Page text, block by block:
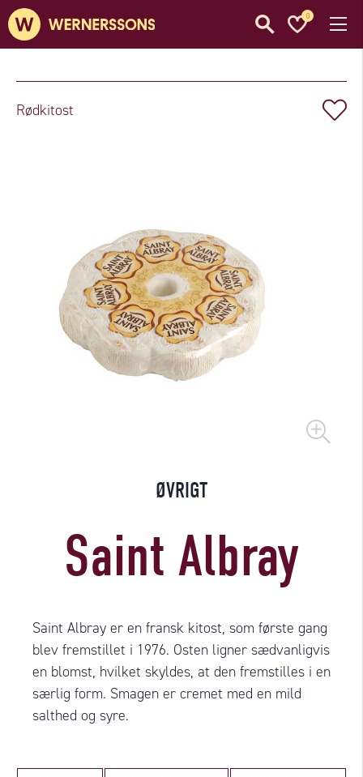
0
Rødkitost
ØVRIGT
Saint Albray
Saint Albray er en fransk kitost, som første gang
blev fremstillet i 1976. Osten ligner sædvanligvis
en blomst, hvilket skyldes, at den fremstilles i en
særlig form. Smagen er cremet med en mild
salthed og syre.